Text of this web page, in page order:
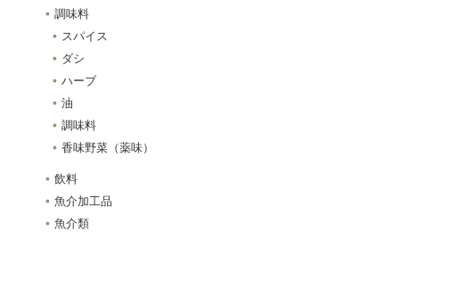
調味料
スパイス
ダシ
ハーブ
油
調味料
香味野菜（薬味）
飲料
魚介加工品
魚介類